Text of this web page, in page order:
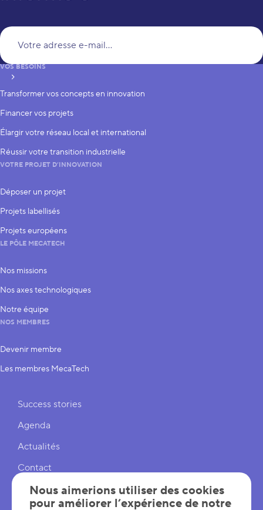
S’inscrire
VOS BESOINS
Transformer vos concepts en innovation
Financer vos projets
Élargir votre réseau local et international
Réussir votre transition industrielle
VOTRE PROJET D’INNOVATION
Déposer un projet
Projets labellisés
Projets européens
LE PÔLE MECATECH
Nos missions
Nos axes technologiques
Notre équipe
NOS MEMBRES
Devenir membre
Les membres MecaTech
Liens rapides
Success stories
Agenda
Actualités
Contact
Cookies
Nous aimerions utiliser des cookies
pour améliorer l’expérience de notre